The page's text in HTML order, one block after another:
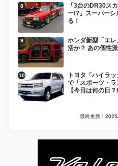
「3台のDR30ス
ー!?」スーパー
る！
ホンダ新型「エ
活か？ あの個性
トヨタ「ハイラ
で「スポーツ・
【今日は何の日？
最終更新：